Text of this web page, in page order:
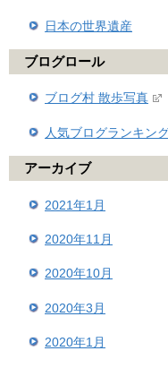
日本の世界遺産
ブログロール
ブログ村 散歩写真
人気ブログランキン
アーカイブ
2021年1月
2020年11月
2020年10月
2020年3月
2020年1月